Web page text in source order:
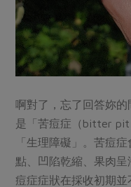
啊對了，忘了回答妳
是「苦痘症（bitter pit
「生理障礙」。苦痘
點、凹陷乾縮、果肉
痘症症狀在採收初期